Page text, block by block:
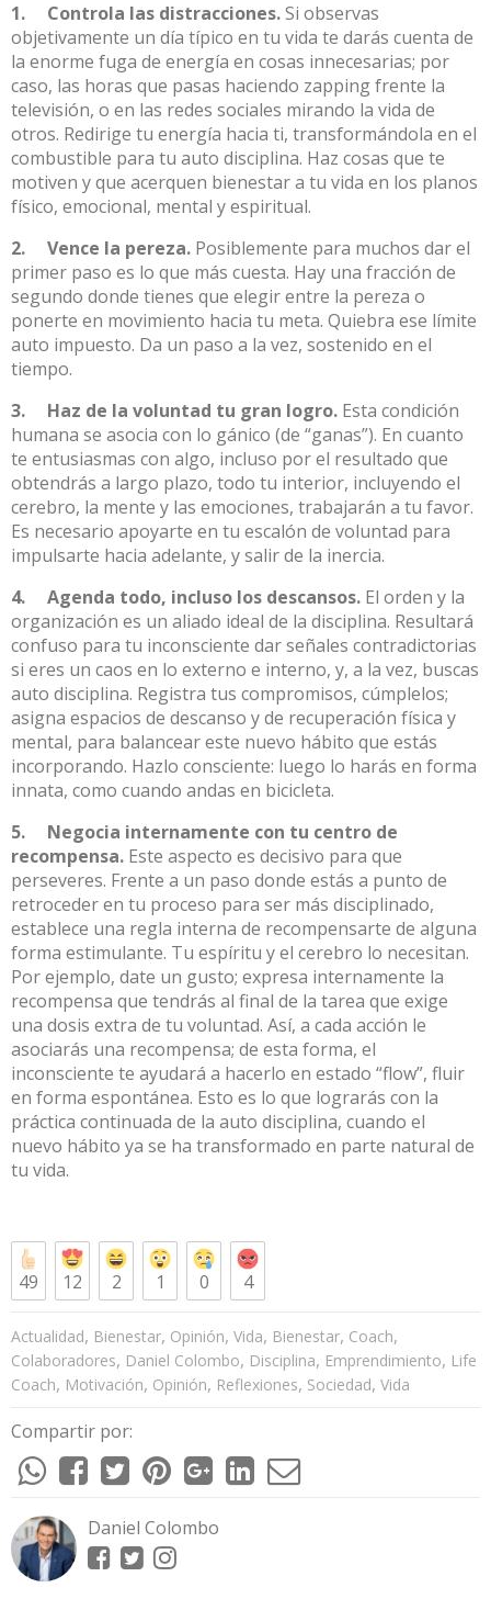
1. Controla las distracciones.Si observas
objetivamente un día típico en tu vida te darás cuenta de
la enorme fuga de energía en cosas innecesarias; por
caso, las horas que pasas haciendo zapping frente la
televisión, o en las redes sociales mirando la vida de
otros. Redirige tu energía hacia ti, transformándola en el
combustible para tu auto disciplina. Haz cosas que te
motiven y que acerquen bienestar a tu vida en los planos
físico, emocional, mental y espiritual.
2. Vence la pereza. Posiblemente para muchos dar el
primer paso es lo que más cuesta. Hay una fracción de
segundo donde tienes que elegir entre la pereza o
ponerte en movimiento hacia tu meta. Quiebra ese límite
auto impuesto. Da un paso a la vez, sostenido en el
tiempo.
3. Haz de la voluntad tu gran logro. Esta condición
humana se asocia con lo gánico (de “ganas”). En cuanto
te entusiasmas con algo, incluso por el resultado que
obtendrás a largo plazo, todo tu interior, incluyendo el
cerebro, la mente y las emociones, trabajarán a tu favor.
Es necesario apoyarte en tu escalón de voluntad para
impulsarte hacia adelante, y salir de la inercia.
4. Agenda todo, incluso los descansos. El orden y la
organización es un aliado ideal de la disciplina. Resultará
confuso para tu inconsciente dar señales contradictorias
si eres un caos en lo externo e interno, y, a la vez, buscas
auto disciplina. Registra tus compromisos, cúmplelos;
asigna espacios de descanso y de recuperación física y
mental, para balancear este nuevo hábito que estás
incorporando. Hazlo consciente: luego lo harás en forma
innata, como cuando andas en bicicleta.
5. Negocia internamente con tu centro de
recompensa. Este aspecto es decisivo para que
perseveres. Frente a un paso donde estás a punto de
retroceder en tu proceso para ser más disciplinado,
establece una regla interna de recompensarte de alguna
forma estimulante. Tu espíritu y el cerebro lo necesitan.
Por ejemplo, date un gusto; expresa internamente la
recompensa que tendrás al final de la tarea que exige
una dosis extra de tu voluntad. Así, a cada acción le
asociarás una recompensa; de esta forma, el
inconsciente te ayudará a hacerlo en estado “flow”, fluir
en forma espontánea. Esto es lo que lograrás con la
práctica continuada de la auto disciplina, cuando el
nuevo hábito ya se ha transformado en parte natural de
tu vida.
49 12 2 1 0 4
Actualidad, Bienestar, Opinión, Vida, Bienestar, Coach,
Colaboradores, Daniel Colombo, Disciplina, Emprendimiento, Life
Coach, Motivación, Opinión, Reflexiones, Sociedad, Vida
Compartir por:
Daniel Colombo